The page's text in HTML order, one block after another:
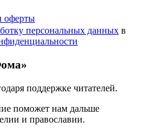
оферты
персональных данных в
поддержке читателей.
поможет нам дальше
и православии.